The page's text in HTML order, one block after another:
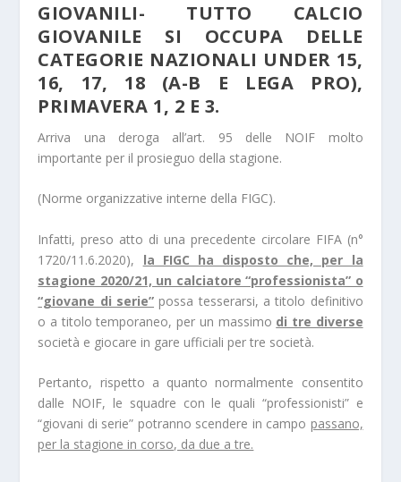
GIOVANILI- TUTTO CALCIO
GIOVANILE SI OCCUPA DELLE
CATEGORIE NAZIONALI UNDER 15,
16, 17, 18 (A-B E LEGA PRO),
PRIMAVERA 1, 2 E 3.
Arriva una deroga all’art. 95 delle NOIF molto
importante per il prosieguo della stagione.
(Norme organizzative interne della FIGC).
Infatti, preso atto di una precedente circolare FIFA (n°
1720/11.6.2020), la FIGC ha disposto che, per la
stagione 2020/21, un calciatore “professionista” o
“giovane di serie” possa tesserarsi, a titolo definitivo
o a titolo temporaneo, per un massimo di tre diverse
società e giocare in gare ufficiali per tre società.
Pertanto, rispetto a quanto normalmente consentito
dalle NOIF, le squadre con le quali “professionisti” e
“giovani di serie” potranno scendere in campo passano,
per la stagione in corso, da due a tre.